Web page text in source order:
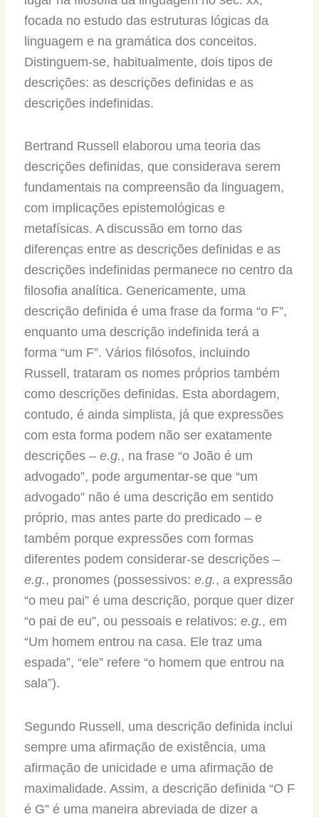
focada no estudo das estruturas lógicas da
linguagem e na gramática dos conceitos.
Distinguem-se, habitualmente, dois tipos de
descrições: as descrições definidas e as
descrições indefinidas.
Bertrand Russell elaborou uma teoria das
descrições definidas, que considerava serem
fundamentais na compreensão da linguagem,
com implicações epistemológicas e
metafísicas. A discussão em torno das
diferenças entre as descrições definidas e as
descrições indefinidas permanece no centro da
filosofia analítica. Genericamente, uma
descrição definida é uma frase da forma “o F”,
enquanto uma descrição indefinida terá a
forma “um F”. Vários filósofos, incluindo
Russell, trataram os nomes próprios também
como descrições definidas. Esta abordagem,
contudo, é ainda simplista, já que expressões
com esta forma podem não ser exatamente
descrições – e.g., na frase “o João é um
advogado”, pode argumentar-se que “um
advogado” não é uma descrição em sentido
próprio, mas antes parte do predicado – e
também porque expressões com formas
diferentes podem considerar-se descrições –
e.g., pronomes (possessivos: e.g., a expressão
“o meu pai” é uma descrição, porque quer dizer
“o pai de eu”, ou pessoais e relativos: e.g., em
“Um homem entrou na casa. Ele traz uma
espada”, “ele” refere “o homem que entrou na
sala”).
Segundo Russell, uma descrição definida inclui
sempre uma afirmação de existência, uma
afirmação de unicidade e uma afirmação de
maximalidade. Assim, a descrição definida “O F
é G” é uma maneira abreviada de dizer a